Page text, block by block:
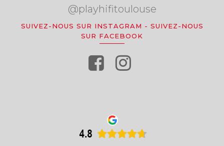
@playhifitoulouse
SUIVEZ-NOUS SUR INSTAGRAM - SUIVEZ-NOUS
SUR FACEBOOK